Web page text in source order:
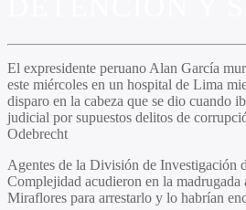
El expresidente peruano Alan García
este miércoles en un hospital de Lima
disparo en la cabeza que se dio cuando
judicial por supuestos delitos de
Odebrecht
Agentes de la División de Investigación
Complejidad acudieron en la madrugada
Miraflores para arrestarlo y lo habrían